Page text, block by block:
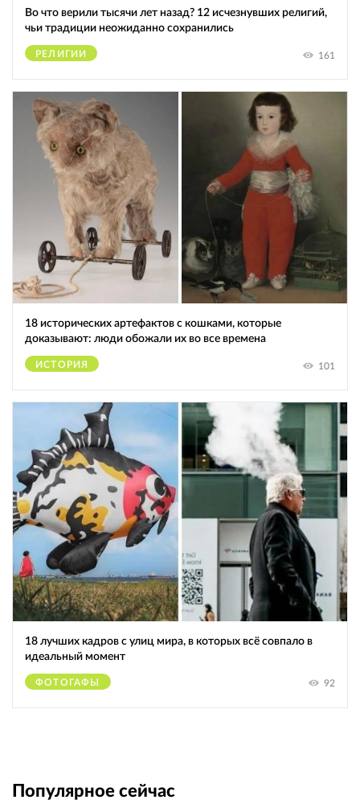
Во что верили тысячи лет назад? 12 исчезнувших религий,
чьи традиции неожиданно сохранились
РЕЛИГИИ 161
18 исторических артефактов с кошками, которые
доказывают: люди обожали их во все времена
ИСТОРИЯ 101
18 лучших кадров с улиц мира, в которых всё совпало в
идеальный момент
ФОТОГАФЫ 92
Популярное сейчас